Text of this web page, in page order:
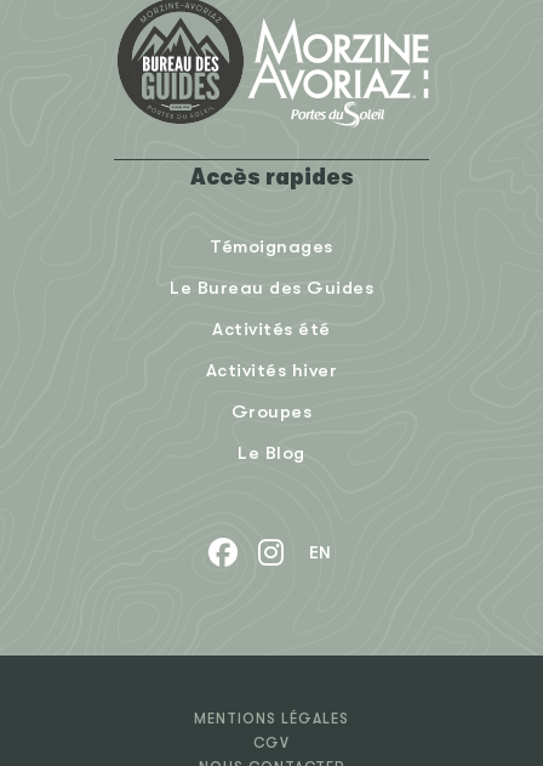
Accès rapides
Témoignages
Le Bureau des Guides
Activités été
Activités hiver
Groupes
Le Blog
EN
MENTIONS LÉGALES
CGV